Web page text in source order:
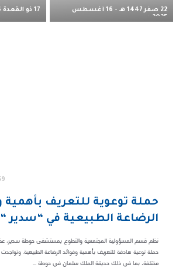
22 صفر 1447 هـ - 16 أغسطس
2025 م
حملة توعوية للتعريف بأهمية
الرضاعة الطبيعية في “سدير “
نظم قسم المسؤولية المجتمعية والتطوع بمستشفى حوطة سدير،
حملة توعية هادفة للتعريف بأهمية وفوائد الرضاعة الطبيعية.
مختلفة، بما في ذلك حديقة الملك سلمان في حوطة ...